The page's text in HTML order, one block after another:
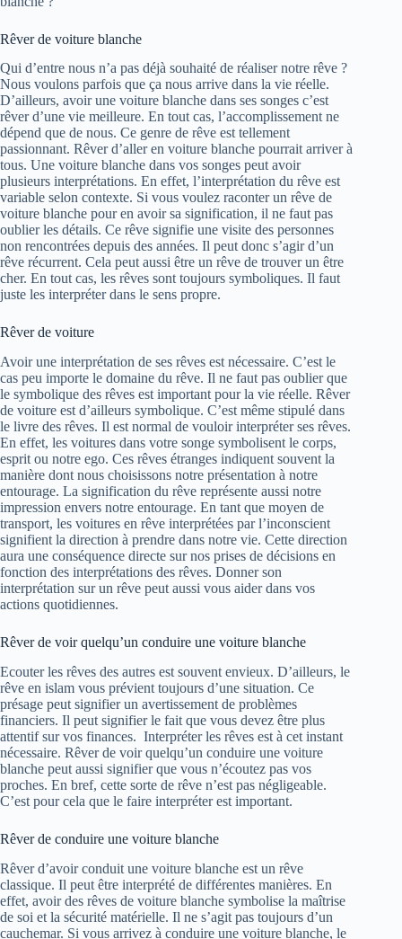
Rêver de voiture blanche
Qui d’entre nous n’a pas déjà souhaité de réaliser notre rêve ?
Nous voulons parfois que ça nous arrive dans la vie réelle.
D’ailleurs, avoir une voiture blanche dans ses songes c’est
rêver d’une vie meilleure. En tout cas, l’accomplissement ne
dépend que de nous. Ce genre de rêve est tellement
passionnant. Rêver d’aller en voiture blanche pourrait arriver à
tous. Une voiture blanche dans vos songes peut avoir
plusieurs interprétations. En effet, l’interprétation du rêve est
variable selon contexte. Si vous voulez raconter un rêve de
voiture blanche pour en avoir sa signification, il ne faut pas
oublier les détails. Ce rêve signifie une visite des personnes
non rencontrées depuis des années. Il peut donc s’agir d’un
rêve récurrent. Cela peut aussi être un rêve de trouver un être
cher. En tout cas, les rêves sont toujours symboliques. Il faut
juste les interpréter dans le sens propre.
Rêver de voiture
Avoir une interprétation de ses rêves est nécessaire. C’est le
cas peu importe le domaine du rêve. Il ne faut pas oublier que
le symbolique des rêves est important pour la vie réelle. Rêver
de voiture est d’ailleurs symbolique. C’est même stipulé dans
le livre des rêves. Il est normal de vouloir interpréter ses rêves.
En effet, les voitures dans votre songe symbolisent le corps,
esprit ou notre ego. Ces rêves étranges indiquent souvent la
manière dont nous choisissons notre présentation à notre
entourage. La signification du rêve représente aussi notre
impression envers notre entourage. En tant que moyen de
transport, les voitures en rêve interprétées par l’inconscient
signifient la direction à prendre dans notre vie. Cette direction
aura une conséquence directe sur nos prises de décisions en
fonction des interprétations des rêves. Donner son
interprétation sur un rêve peut aussi vous aider dans vos
actions quotidiennes.
Rêver de voir quelqu’un conduire une voiture blanche
Ecouter les rêves des autres est souvent envieux. D’ailleurs, le
rêve en islam vous prévient toujours d’une situation. Ce
présage peut signifier un avertissement de problèmes
financiers. Il peut signifier le fait que vous devez être plus
attentif sur vos finances. Interpréter les rêves est à cet instant
nécessaire. Rêver de voir quelqu’un conduire une voiture
blanche peut aussi signifier que vous n’écoutez pas vos
proches. En bref, cette sorte de rêve n’est pas négligeable.
C’est pour cela que le faire interpréter est important.
Rêver de conduire une voiture blanche
Rêver d’avoir conduit une voiture blanche est un rêve
classique. Il peut être interprété de différentes manières. En
effet, avoir des rêves de voiture blanche symbolise la maîtrise
de soi et la sécurité matérielle. Il ne s’agit pas toujours d’un
cauchemar. Si vous arrivez à conduire une voiture blanche, le